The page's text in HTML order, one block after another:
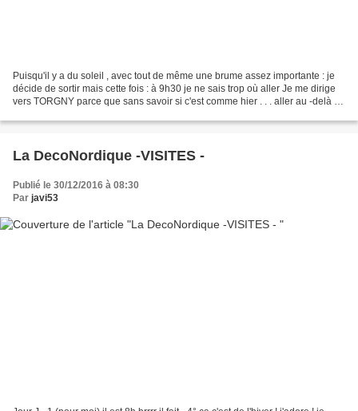
Puisqu'il y a du soleil , avec tout de même une brume assez importante : je
décide de sortir mais cette fois : à 9h30 je ne sais trop où aller Je me dirige
vers TORGNY parce que sans savoir si c'est comme hier . . . aller au -delà de
La DecoNordique -VISITES -
Publié le 30/12/2016 à 08:30
Par javi53